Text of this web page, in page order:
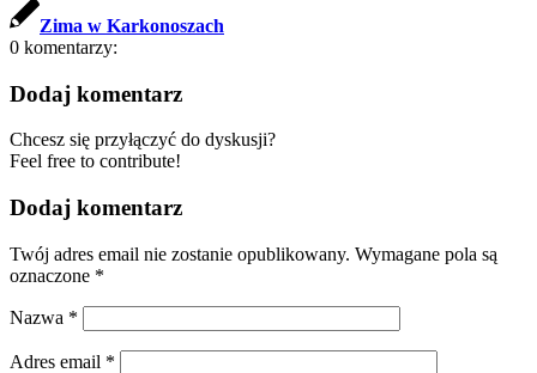
Zima w Karkonoszach
0 komentarzy:
Dodaj komentarz
Chcesz się przyłączyć do dyskusji?
Feel free to contribute!
Dodaj komentarz
Twój adres email nie zostanie opublikowany. Wymagane pola są
oznaczone *
Nazwa *
Adres email *